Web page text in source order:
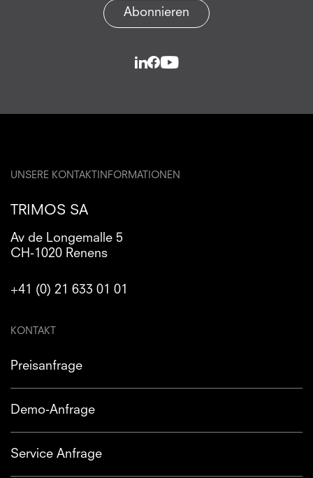
Abonnieren
UNSERE KONTAKTINFORMATIONEN
TRIMOS SA
Av de Longemalle 5
CH-1020 Renens
+41 (0) 21 633 01 01
KONTAKT
Preisanfrage
Demo-Anfrage
Service Anfrage